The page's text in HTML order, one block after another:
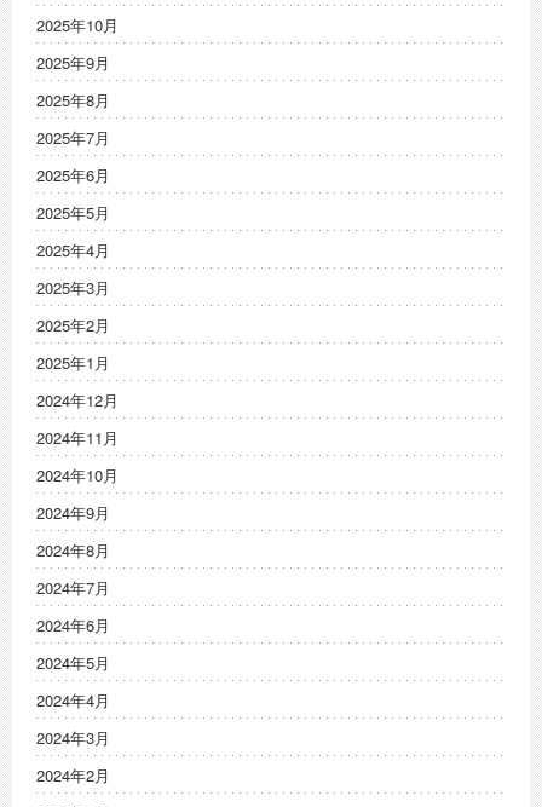
2025年10月
2025年9月
2025年8月
2025年7月
2025年6月
2025年5月
2025年4月
2025年3月
2025年2月
2025年1月
2024年12月
2024年11月
2024年10月
2024年9月
2024年8月
2024年7月
2024年6月
2024年5月
2024年4月
2024年3月
2024年2月